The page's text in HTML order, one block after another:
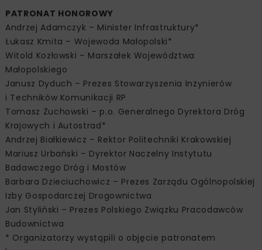
PATRONAT HONOROWY
Andrzej Adamczyk – Minister Infrastruktury*
Łukasz Kmita – Wojewoda Małopolski*
Witold Kozłowski – Marszałek Województwa
Małopolskiego
Janusz Dyduch – Prezes Stowarzyszenia Inżynierów
i Techników Komunikacji RP
Tomasz Żuchowski – p.o. Generalnego Dyrektora Dróg
Krajowych i Autostrad*
Andrzej Białkiewicz – Rektor Politechniki Krakowskiej
Mariusz Urbański – Dyrektor Naczelny Instytutu
Badawczego Dróg i Mostów
Barbara Dzieciuchowicz – Prezes Zarządu Ogólnopolskiej
Izby Gospodarczej Drogownictwa
Jan Styliński – Prezes Polskiego Związku Pracodawców
Budownictwa
* Organizatorzy wystąpili o objęcie patronatem